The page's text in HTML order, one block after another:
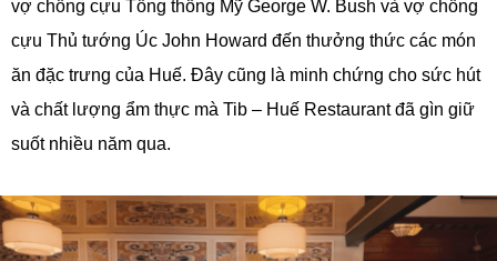
vợ chồng cựu Tổng thống Mỹ George W. Bush và vợ chồng
cựu Thủ tướng Úc John Howard đến thưởng thức các món
ăn đặc trưng của Huế. Đây cũng là minh chứng cho sức hút
và chất lượng ẩm thực mà Tib – Huế Restaurant đã gìn giữ
suốt nhiều năm qua.